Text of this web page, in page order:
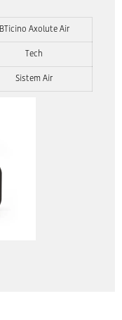
BTicino Axolute Air
Tech
Sistem Air